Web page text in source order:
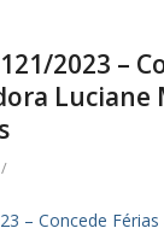
2023 –
Luciane
/
– Concede